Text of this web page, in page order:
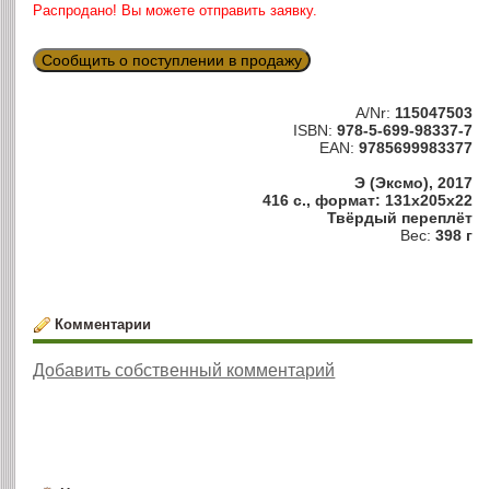
Распродано! Вы можете отправить заявку.
Сообщить о поступлении в продажу
A/Nr: 115047503
ISBN: 978-5-699-98337-7
EAN: 9785699983377
Э (Эксмо), 2017
416 с., формат: 131x205x22
Твёрдый переплёт
Вес: 398 г
Комментарии
Добавить собственный комментарий